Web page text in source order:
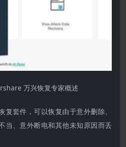
万兴恢复专家概述
复套件，可以恢复由于意外删除、
当、意外断电和其他未知原因而丢